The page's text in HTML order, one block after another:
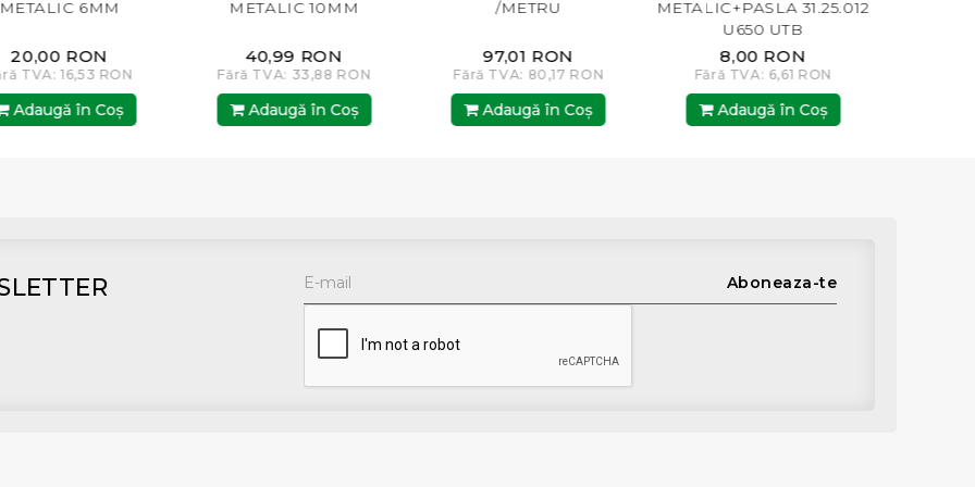
6MM
RON
16,53 RON
în Coş
METALIC 10MM
40,99 RON
Fără TVA: 33,88 RON
Adaugă în Coş
/METRU
97,01 RON
Fără TVA: 80,17 RON
Adaugă în Coş
METALIC+PASLA 31.25.012
U650 UTB
8,00 RON
Fără TVA: 6,61 RON
Adaugă în Coş
Aboneaza-te